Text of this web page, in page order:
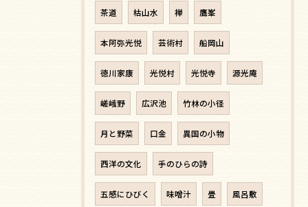
茶道 枯山水 禅 鷹峯
本阿弥光悦 芸術村 船岡山
徳川家康 光悦村 光悦寺 源光庵
嵯峨野 広沢池 竹林の小径
月と野菜 口金 異国の小物
西洋の文化 手のひらの詩
五感にひびく 味噌汁 畳 風呂敷